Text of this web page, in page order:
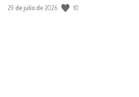
Fecha
29 de julio de 2026 10